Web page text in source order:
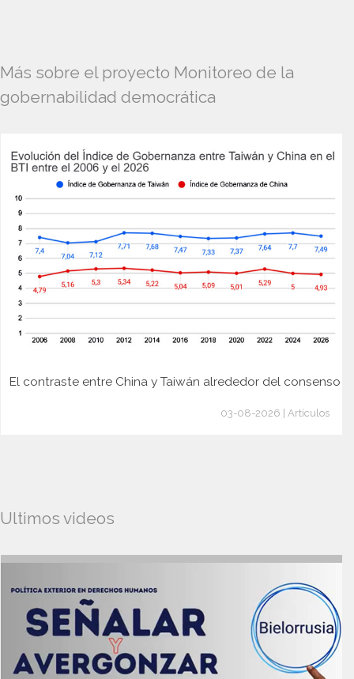
Más sobre el proyecto Monitoreo de la
gobernabilidad democrática
El contraste entre China y Taiwán alrededor del consenso
03-08-2026 | Artículos
Ultimos videos